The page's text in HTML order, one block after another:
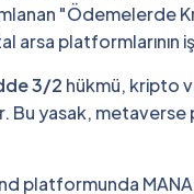
"Ödemelerde
arsa platformlarının
3/2 hükmü, kripto
Bu yasak,
platformunda